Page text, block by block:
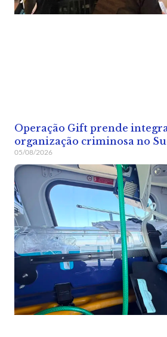
Operação Gift prende
organização criminosa no
05/08/2026